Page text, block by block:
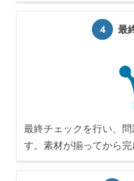
4 最
最終チェックを行い、
す。素材が揃ってから完